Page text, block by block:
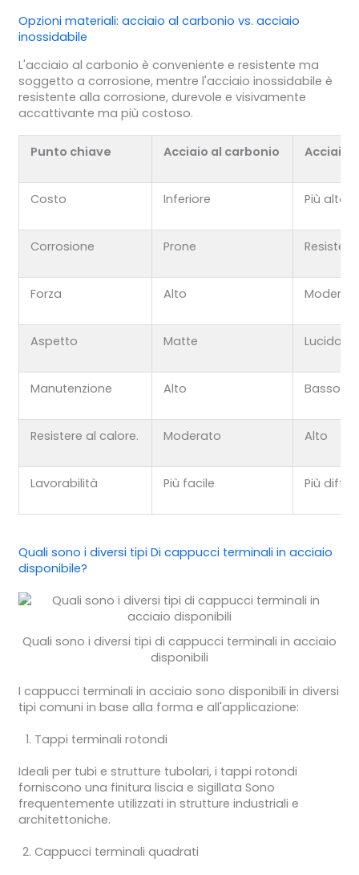
Opzioni materiali: acciaio al carbonio vs. acciaio
inossidabile
L'acciaio al carbonio è conveniente e resistente ma
soggetto a corrosione, mentre l'acciaio inossidabile è
resistente alla corrosione, durevole e visivamente
accattivante ma più costoso.
Punto chiave Acciaio al carbonio Acciaio
Costo Inferiore Più alto
Corrosione Prone
Forza Alto
Aspetto Matte Lucido
Manutenzione Alto Basso
Resistere al calore. Moderato Alto
Lavorabilità Più facile Più
Quali sono i diversi tipi Di cappucci terminali in acciaio
disponibile?
Quali sono i diversi tipi di cappucci terminali in acciaio
disponibili
I cappucci terminali in acciaio sono disponibili in diversi
tipi comuni in base alla forma e all'applicazione:
Tappi terminali rotondi
Ideali per tubi e strutture tubolari, i tappi rotondi
forniscono una finitura liscia e sigillata Sono
frequentemente utilizzati in strutture industriali e
architettoniche.
Cappucci terminali quadrati